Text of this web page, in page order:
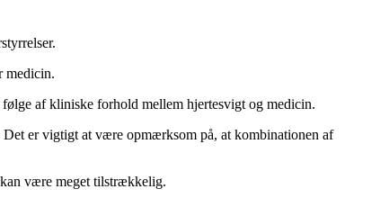
medicin.
af kliniske forhold mellem hjertesvigt og medicin.
er vigtigt at være opmærksom på, at kombinationen af
være meget tilstrækkelig.